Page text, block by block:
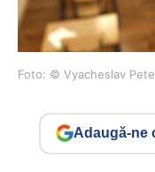
Foto: © Vyacheslav
Adaugă-ne